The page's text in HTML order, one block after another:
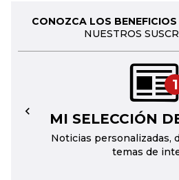
CONOZCA LOS
NUESTROS
1
MI SELECCIÓN
Noticias personalizadas,
temas de
←